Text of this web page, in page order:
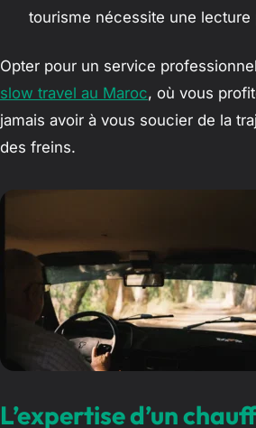
tourisme nécessite une lecture
Opter pour un service
slow travel au Maroc, où vous
jamais avoir à vous soucier de la
des freins.
L’expertise d’un